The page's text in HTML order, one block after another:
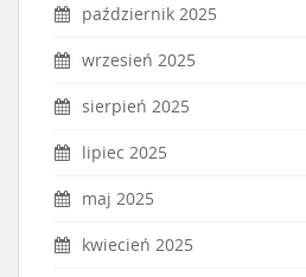
październik 2025
wrzesień 2025
sierpień 2025
lipiec 2025
maj 2025
kwiecień 2025